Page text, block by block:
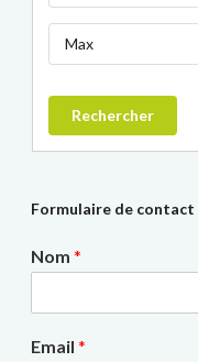
Max
Rechercher
Formulaire de contact
Nom *
Email *